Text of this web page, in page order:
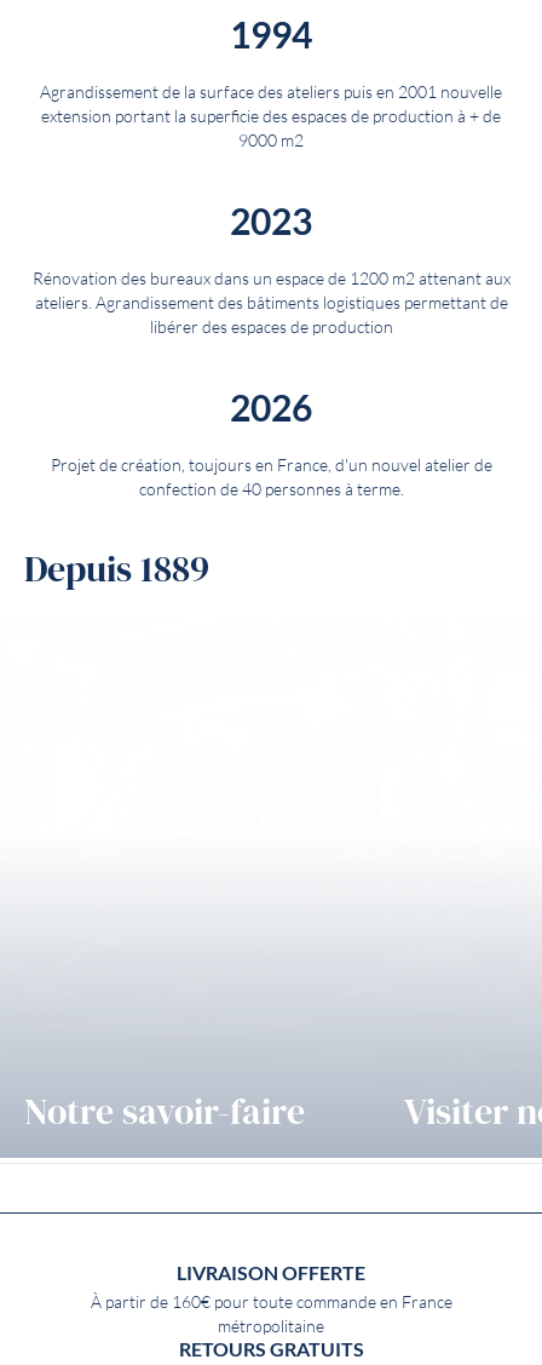
1994
Agrandissement de la surface des ateliers puis en 2001 nouvelle
extension portant la superficie des espaces de production à + de
9000 m2
2023
Rénovation des bureaux dans un espace de 1200 m2 attenant aux
ateliers. Agrandissement des bâtiments logistiques permettant de
libérer des espaces de production
2026
Projet de création, toujours en France, d'un nouvel atelier de
confection de 40 personnes à terme.
Depuis 1889
Notre savoir-faire Visiter
LIVRAISON OFFERTE
À partir de 160€ pour toute commande en France
métropolitaine
RETOURS GRATUITS